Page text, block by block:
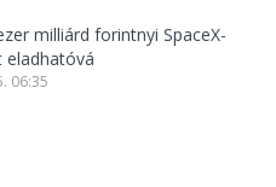
milliárd forintnyi SpaceX-
eladhatóvá
06:35